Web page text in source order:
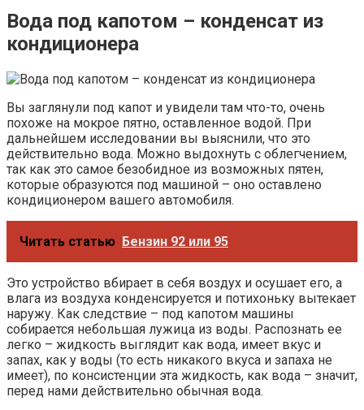
Вода под капотом – конденсат из
кондиционера
Вы заглянули под капот и увидели там что-то, очень
похоже на мокрое пятно, оставленное водой. При
дальнейшем исследовании вы выяснили, что это
действительно вода. Можно выдохнуть с облегчением,
так как это самое безобидное из возможных пятен,
которые образуются под машиной – оно оставлено
кондиционером вашего автомобиля.
Читать статью Бензин 92 или 95
Это устройство вбирает в себя воздух и осушает его, а
влага из воздуха конденсируется и потихоньку вытекает
наружу. Как следствие – под капотом машины
собирается небольшая лужица из воды. Распознать ее
легко – жидкость выглядит как вода, имеет вкус и
запах, как у воды (то есть никакого вкуса и запаха не
имеет), по консистенции эта жидкость, как вода – значит,
перед нами действительно обычная вода.